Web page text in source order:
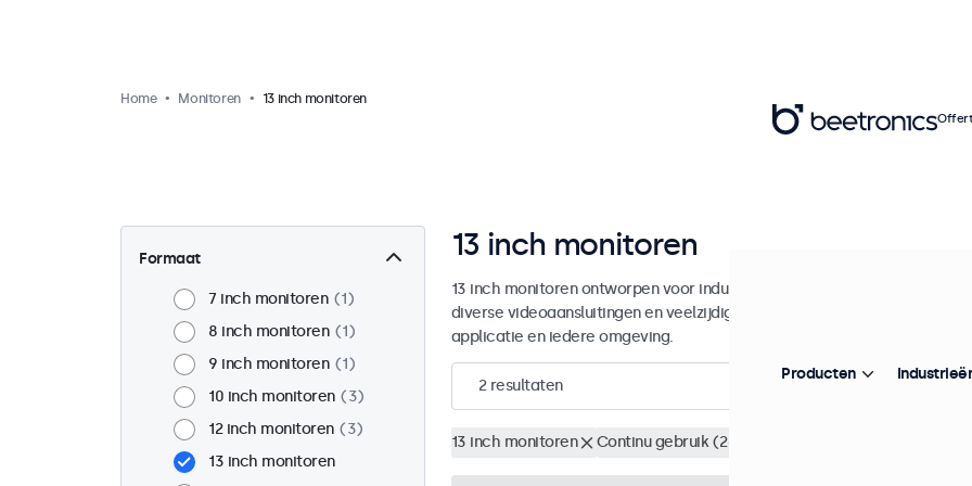
Home Monitoren 13 inch monitoren
Formaat
7 inch monitoren
1
8 inch monitoren
1
9 inch monitoren
1
10 inch monitoren
3
12 inch monitoren
3
13 inch monitoren
13 inch monitoren
13 inch monitoren ontworpen voor industrieel en commercieel gebruik.
diverse videoaansluitingen en veelzijdige montageopties, waarmee ze
applicatie en iedere omgeving.
2resultaten
13 inch monitoren Continu gebruik (24/7)
Producten